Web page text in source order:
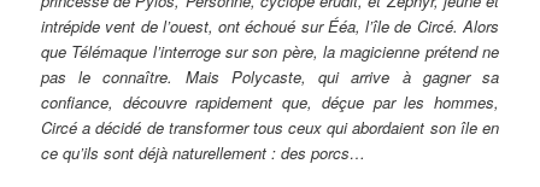
intrépide vent de l’ouest, ont échoué sur Ééa, l’île de Circé. Alors
que Télémaque l’interroge sur son père, la magicienne prétend ne
pas le connaître. Mais Polycaste, qui arrive à gagner sa
confiance, découvre rapidement que, déçue par les hommes,
Circé a décidé de transformer tous ceux qui abordaient son île en
ce qu’ils sont déjà naturellement : des porcs…